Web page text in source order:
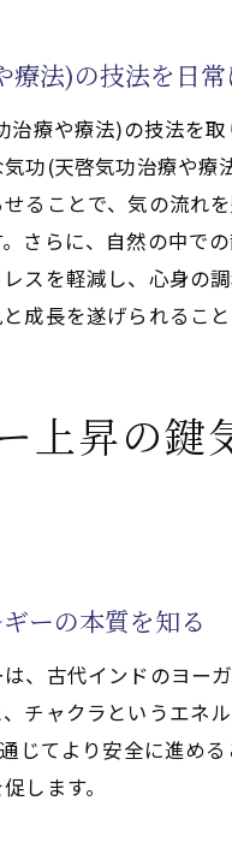
気功(天
気功(天
チャク
気功(天啓気
気功(天
クンダ
クンダ
(天啓
療法)の技法を日
治療や療法)の技法を
功(天啓気功治療や
ることで、気の流れ
さらに、自然の中で
スを軽減し、心身の
成長を遂げられるこ
上昇の
ーの本質を知る
、古代インドのヨー
チャクラというエネ
じてより安全に進め
します。